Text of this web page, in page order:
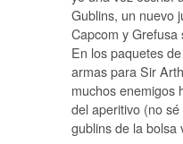
Gublins, un nuevo
Capcom y
En los paquetes
armas para Sir
muchos enemigos
del aperitivo (no
gublins de la bolsa